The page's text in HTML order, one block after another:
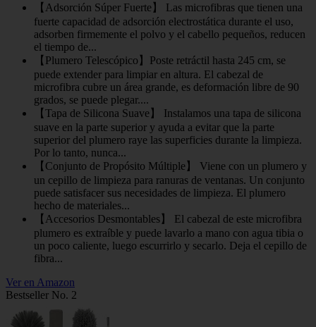
【Adsorción Súper Fuerte】 Las microfibras que tienen una
fuerte capacidad de adsorción electrostática durante el uso,
adsorben firmemente el polvo y el cabello pequeños, reducen
el tiempo de...
【Plumero Telescópico】Poste retráctil hasta 245 cm, se
puede extender para limpiar en altura. El cabezal de
microfibra cubre un área grande, es deformación libre de 90
grados, se puede plegar....
【Tapa de Silicona Suave】 Instalamos una tapa de silicona
suave en la parte superior y ayuda a evitar que la parte
superior del plumero raye las superficies durante la limpieza.
Por lo tanto, nunca...
【Conjunto de Propósito Múltiple】 Viene con un plumero y
un cepillo de limpieza para ranuras de ventanas. Un conjunto
puede satisfacer sus necesidades de limpieza. El plumero
hecho de materiales...
【Accesorios Desmontables】 El cabezal de este microfibra
plumero es extraíble y puede lavarlo a mano con agua tibia o
un poco caliente, luego escurrirlo y secarlo. Deja el cepillo de
fibra...
Ver en Amazon
Bestseller No. 2